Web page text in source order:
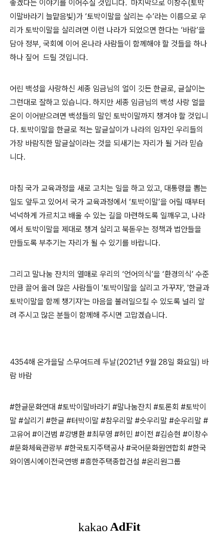
좋겠다는 이야기를 이어주실 것입니다. 마지막으로 이창수(토박
이말바라기 늘맡음빛)가 ‘토박이말을 살리는 수’라는 이름으로 우
리가 토박이말을 살리려면 이런 나라가 되었으면 한다는 ‘바람’을
담아 정부, 국회에 이어 온나라 사람들이 함께해야 할 것들을 하나
하나 짚어 드릴 것입니다.
어린 백성을 사랑하신 세종 임금님의 얼이 깃든 한글로, 글살이는
그런대로 잘하고 있습니다. 하지만 세종 임금님의 백성 사랑 얼을
온이 이어받으려면 백성들의 말인 토박이말까지 챙겨야 할 것입니
다. 토박이말을 한글로 적는 말글살이가 나라의 임자인 우리들의
가장 바람직한 말글살이라는 것을 되새기는 자리가 될 거라 믿습
니다.
마침 국가 교육과정을 새로 고치는 일을 하고 있고, 대통령을 뽑는
일도 앞두고 있어서 국가 교육과정에서 ‘토박이말’을 어릴 때부터
넉넉하게 가르치고 배울 수 있는 길을 마련하도록 일깨우고, 나라
에서 토박이말을 제대로 챙겨 살리고 북돋우는 정책과 법안들을
만들도록 부추기는 자리가 될 수 있기를 바랍니다.
그리고 말나눔 잔치의 열매로 우리의 ‘언어의식’을 ‘환경의식’ 수준
만큼 끌어 올려 많은 사람들이 '토박이말을 살리고 가꾸자', '한글과
토박이말을 함께 챙기자'는 마음을 불러일으킬 수 있도록 널리 알
려 주시고 많은 분들이 함께해 주시면 고맙겠습니다.
4354해 온가을달 스무여드레 두날(2021년 9월 28일 화요일) 바
람 바람
#한글문화연대 #토박이말바라기 #말나눔잔치 #토론회 #토박이
말 #살리기 #한글 #터박이말 #참우리말 #숫우리말 #순우리말 #
고유어 #이건범 #강병환 #최무영 #허민 #이전 #김승현 #이창수
#문화체육관광부 #한국토지주택공사 #국어문화원연합회 #한국
와이엠시에이전국연맹 #흥한주택종합건설 #온리원그룹